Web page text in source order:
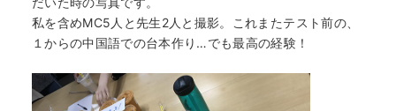
私を含めMC5人と先生2人と撮影。これまたテスト前の、
１からの中国語での台本作り…でも最高の経験！